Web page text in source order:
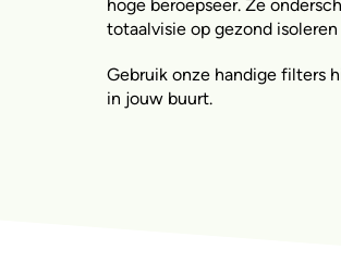
hoge beroepseer. Ze
totaalvisie op gezond
Gebruik onze handige filters
in jouw buurt.